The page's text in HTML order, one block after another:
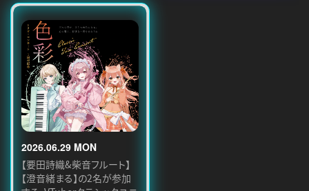
2026.06.29 MON
【要田詩織&柴音フルート】
【澄音緒まる】の2名が参加